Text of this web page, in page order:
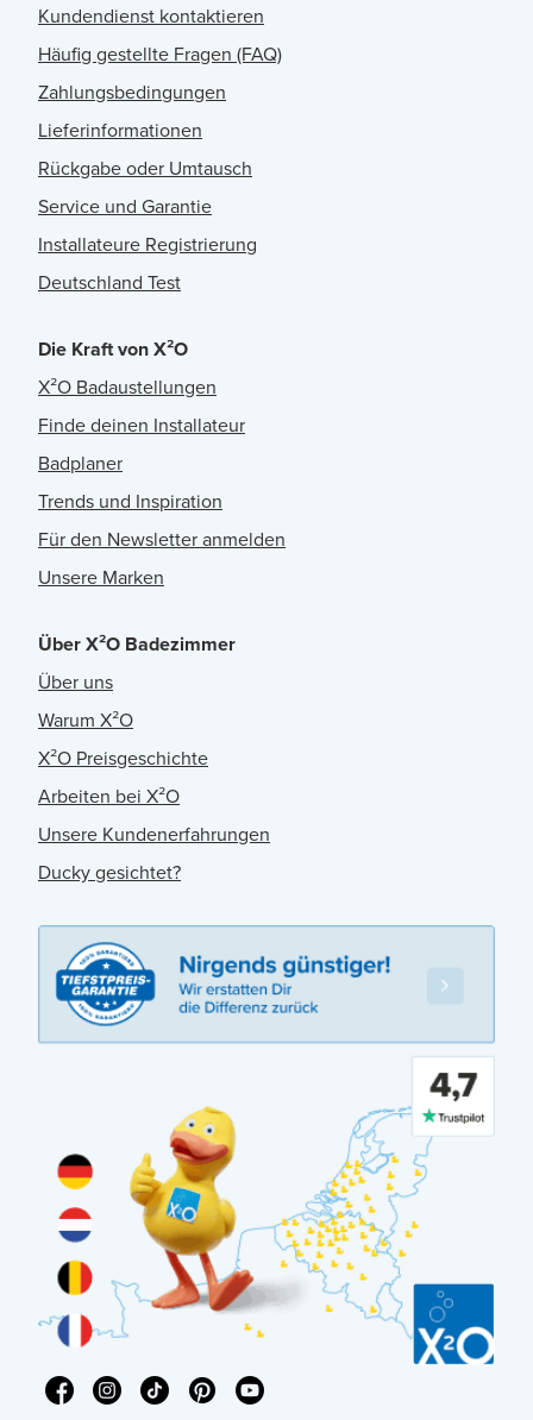
Kundendienst kontaktieren
Häufig gestellte Fragen (FAQ)
Zahlungsbedingungen
Lieferinformationen
Rückgabe oder Umtausch
Service und Garantie
Installateure Registrierung
Deutschland Test
Die Kraft von X²O
X²O Badaustellungen
Finde deinen Installateur
Badplaner
Trends und Inspiration
Für den Newsletter anmelden
Unsere Marken
Über X²O Badezimmer
Über uns
Warum X²O
X²O Preisgeschichte
Arbeiten bei X²O
Unsere Kundenerfahrungen
Ducky gesichtet?